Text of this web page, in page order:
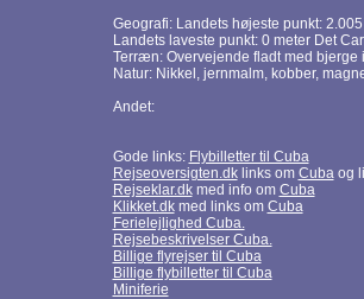
Geografi: Landets højeste punkt:
Landets laveste punkt: 0 meter Det
Terræn: Overvejende fladt med bjerge
Natur: Nikkel, jernmalm, kobber,
Andet:
Gode links: Flybilletter til Cuba
Rejseoversigten.dklinks om Cubaog
Rejseklar.dkmed info om Cuba
Klikket.dkmed links om Cuba
Ferielejlighed Cuba.
Rejsebeskrivelser Cuba.
Billige flyrejser til Cuba
Billige flybilletter til Cuba
Miniferie